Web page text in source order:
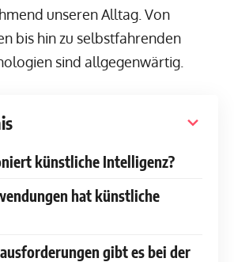
unseren Alltag. Von
bis hin zu selbstfahrenden
sind allgegenwärtig.
künstliche Intelligenz?
hat künstliche
gibt es bei der